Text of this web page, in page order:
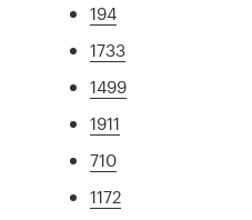
194
1733
1499
1911
710
1172